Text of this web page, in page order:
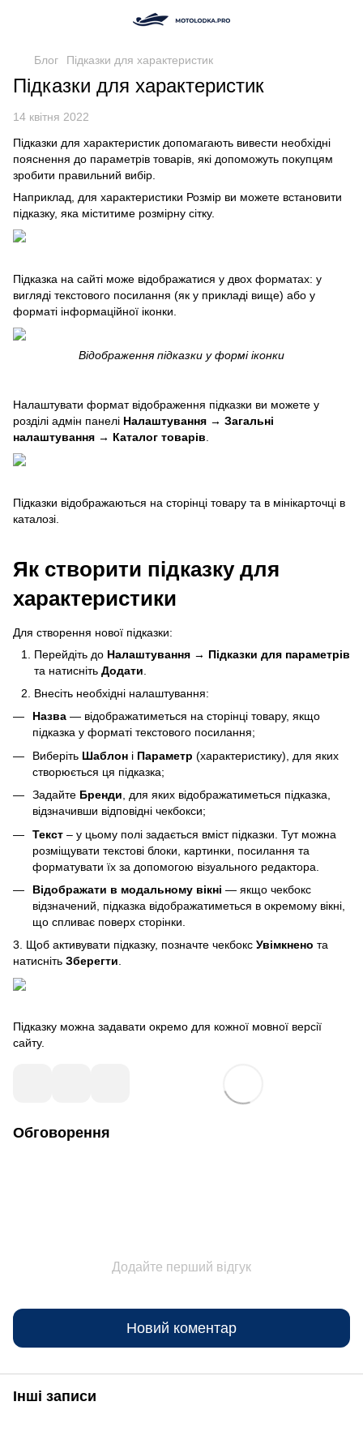
Блог Підказки для характеристик
Підказки для характеристик
14 квітня 2022
Підказки для характеристик допомагають вивести необхідні
пояснення до параметрів товарів, які допоможуть покупцям
зробити правильний вибір.
Наприклад, для характеристики Розмір ви можете встановити
підказку, яка міститиме розмірну сітку.
Підказка на сайті може відображатися у двох форматах: у
вигляді текстового посилання (як у прикладі вище) або у
форматі інформаційної іконки.
Відображення підказки у формі іконки
Налаштувати формат відображення підказки ви можете у
розділі адмін панелі Налаштування → Загальні
налаштування → Каталог товарів
Підказки відображаються на сторінці товару та в мінікарточці в
каталозі.
Як створити підказку для
характеристики
Для створення нової підказки:
Перейдіть до Налаштування → Підказки для параметрів
та натисніть Додати
Внесіть необхідні налаштування:
Назва — відображатиметься на сторінці товару, якщо
підказка у форматі текстового посилання;
Виберіть Шаблон і Параметр (характеристику), для яких
створюється ця підказка;
Задайте Бренди , для яких відображатиметься підказка,
відзначивши відповідні чекбокси;
Текст – у цьому полі задається вміст підказки. Тут можна
розміщувати текстові блоки, картинки, посилання та
форматувати їх за допомогою візуального редактора.
Відображати в модальному вікні — якщо чекбокс
відзначений, підказка відображатиметься в окремому вікні,
що спливає поверх сторінки.
3. Щоб активувати підказку, позначте чекбокс Увімкнено та
натисніть Зберегти.
Підказку можна задавати окремо для кожної мовної версії
сайту.
Обговорення
Додайте перший відгук
Новий коментар
Інші записи